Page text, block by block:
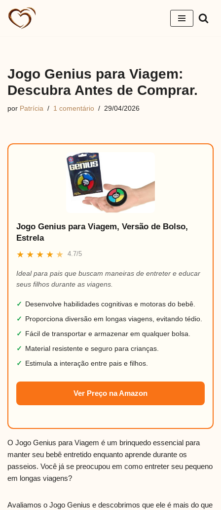
Pular
Jogo Genius para Viagem:
Descubra Antes de Comprar.
por Patrícia 1 comentário 29/04/2026
Jogo Genius para Viagem, Versão de Bolso,
Estrela
★ ★ ★ ★ ★ 4.7/5
Ideal para pais que buscam maneiras de entreter e educar
seus filhos durante as viagens.
✓
Desenvolve habilidades cognitivas e motoras do bebê.
✓
Proporciona diversão em longas viagens, evitando tédio.
✓
Fácil de transportar e armazenar em qualquer bolsa.
✓
Material resistente e seguro para crianças.
✓
Estimula a interação entre pais e filhos.
Ver Preço na Amazon
O Jogo Genius para Viagem é um brinquedo essencial para
manter seu bebê entretido enquanto aprende durante os
passeios. Você já se preocupou em como entreter seu pequeno
em longas viagens?
Avaliamos o Jogo Genius e descobrimos que ele é mais do que